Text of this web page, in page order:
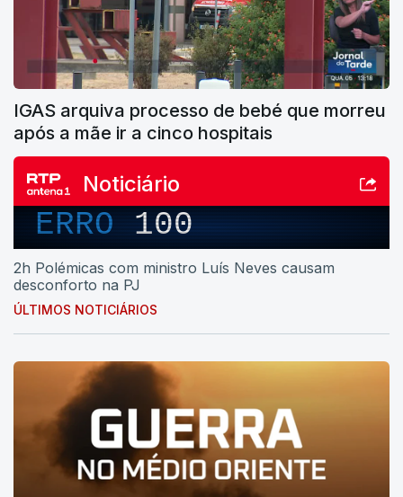
IGAS arquiva processo de bebé que morreu
após a mãe ir a cinco hospitais
Noticiário
ERRO100
2h Polémicas com ministro Luís Neves causam
desconforto na PJ
ÚLTIMOS NOTICIÁRIOS